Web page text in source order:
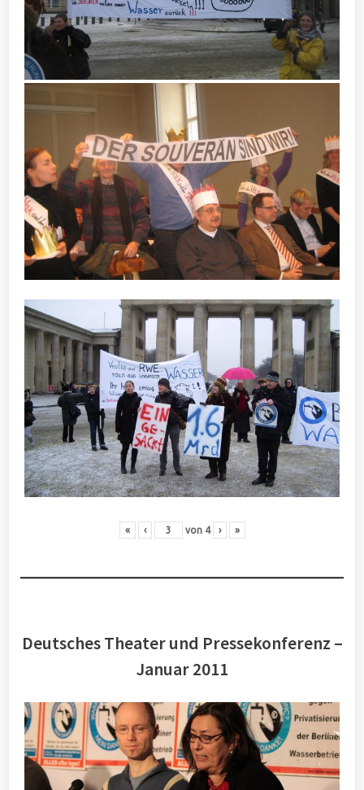
« ‹ von 4 › »
Deutsches Theater und Pressekonferenz –
Januar 2011